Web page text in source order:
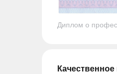
Диплом о